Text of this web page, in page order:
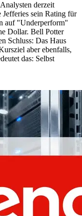
derzeit
Jefferies sein Rating für
auf "Underperform"
Dollar. Bell Potter
Schluss: Das Haus
aber ebenfalls,
das: Selbst